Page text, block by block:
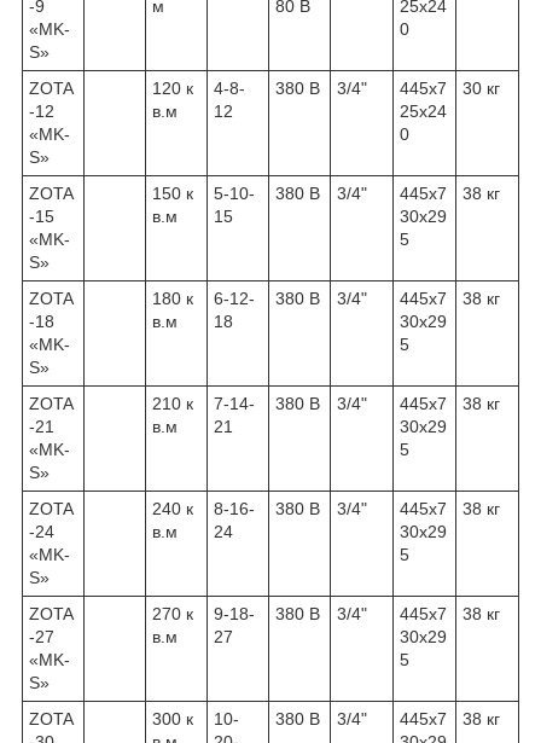
-9
«MK-
S»
м 80 В
25х24
0
ZOTA
-12
«MK-
S»
120 к
в.м
4-8-
12
380 В 3/4"
445х7
25х24
0
30 кг
ZOTA
-15
«MK-
S»
150 к
в.м
5-10-
15
380 В 3/4"
445х7
30х29
5
38 кг
ZOTA
-18
«MK-
S»
180 к
в.м
6-12-
18
380 В 3/4"
445х7
30х29
5
38 кг
ZOTA
-21
«MK-
S»
210 к
в.м
7-14-
21
380 В 3/4"
445х7
30х29
5
38 кг
ZOTA
-24
«MK-
S»
240 к
в.м
8-16-
24
380 В 3/4"
445х7
30х29
5
38 кг
ZOTA
-27
«MK-
S»
270 к
в.м
9-18-
27
380 В 3/4"
445х7
30х29
5
38 кг
ZOTA
300 к
10-
380 В 3/4"
445х7
38 кг